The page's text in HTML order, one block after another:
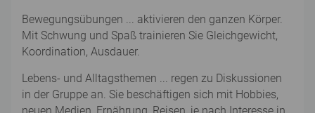
Bewegungsübungen ... aktivieren den ganzen Körper.
Mit Schwung und Spaß trainieren Sie Gleichgewicht,
Koordination, Ausdauer.
Lebens- und Alltagsthemen ... regen zu Diskussionen
in der Gruppe an. Sie beschäftigen sich mit Hobbies,